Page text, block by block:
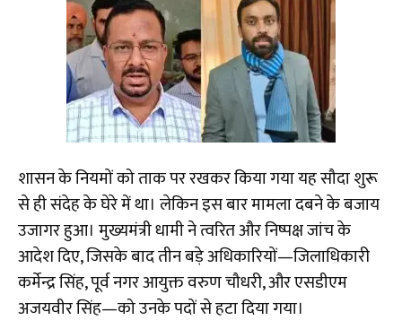
शासन के नियमों को ताक पर रखकर किया गया यह सौदा शुरू
से ही संदेह के घेरे में था। लेकिन इस बार मामला दबने के बजाय
उजागर हुआ। मुख्यमंत्री धामी ने त्वरित और निष्पक्ष जांच के
आदेश दिए, जिसके बाद तीन बड़े अधिकारियों—जिलाधिकारी
कर्मेन्द्र सिंह, पूर्व नगर आयुक्त वरुण चौधरी, और एसडीएम
अजयवीर सिंह—को उनके पदों से हटा दिया गया।